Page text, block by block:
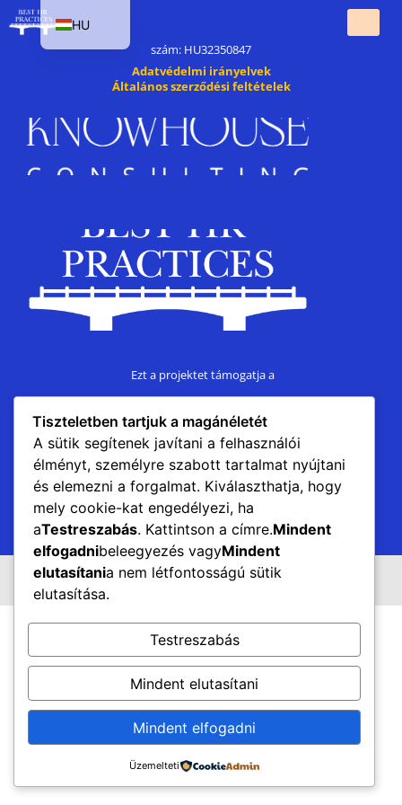
Knowhouse Consulting Kft. 1141 Budapest, Európai áfa-azonosító
szám: HU32350847
Adatvédelmi irányelvek
Általános szerződési feltételek
Ezt a projektet támogatja a
Minden jog fenntartva.
Tiszteletben tartjuk a magánéletét
A sütik segítenek javítani a felhasználói
élményt, személyre szabott tartalmat nyújtani
és elemezni a forgalmat. Kiválaszthatja, hogy
mely cookie-kat engedélyezi, ha
aTestreszabás. Kattintson a címre.Mindent
elfogadnibeleegyezés vagyMindent
elutasítania nem létfontosságú sütik
elutasítása.
Testreszabás
Mindent elutasítani
Mindent elfogadni
Üzemelteti
HU
EN
CS